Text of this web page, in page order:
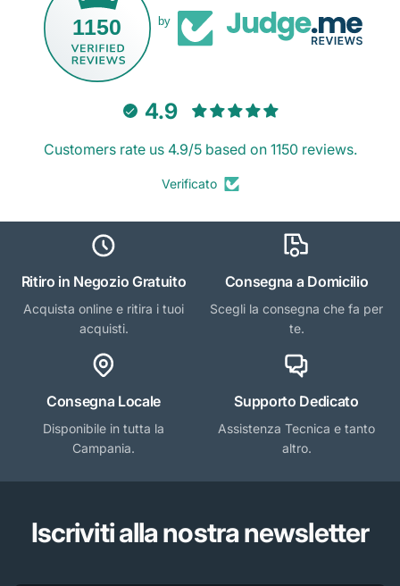
1150 by
4.9
Customers rate us 4.9/5 based on 1150 reviews.
Verificato
Ritiro in Negozio Gratuito
Acquista online e ritira i tuoi
acquisti.
Consegna a Domicilio
Scegli la consegna che fa per
te.
Consegna Locale
Disponibile in tutta la
Campania.
Supporto Dedicato
Assistenza Tecnica e tanto
altro.
Iscriviti alla nostra newsletter